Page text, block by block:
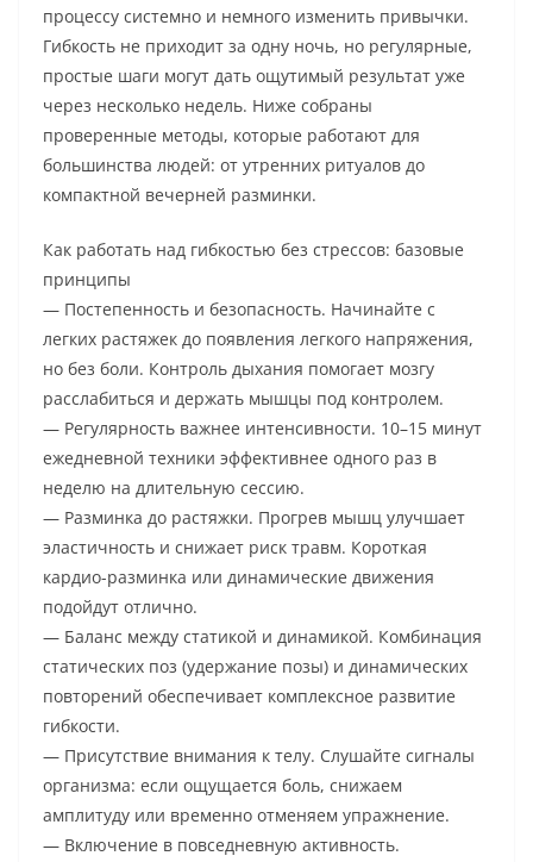
процессу системно и немного изменить привычки.
Гибкость не приходит за одну ночь, но регулярные,
простые шаги могут дать ощутимый результат уже
через несколько недель. Ниже собраны
проверенные методы, которые работают для
большинства людей: от утренних ритуалов до
компактной вечерней разминки.
Как работать над гибкостью без стрессов: базовые
принципы
— Постепенность и безопасность. Начинайте с
легких растяжек до появления легкого напряжения,
но без боли. Контроль дыхания помогает мозгу
расслабиться и держать мышцы под контролем.
— Регулярность важнее интенсивности. 10–15 минут
ежедневной техники эффективнее одного раз в
неделю на длительную сессию.
— Разминка до растяжки. Прогрев мышц улучшает
эластичность и снижает риск травм. Короткая
кардио-разминка или динамические движения
подойдут отлично.
— Баланс между статикой и динамикой. Комбинация
статических поз (удержание позы) и динамических
повторений обеспечивает комплексное развитие
гибкости.
— Присутствие внимания к телу. Слушайте сигналы
организма: если ощущается боль, снижаем
амплитуду или временно отменяем упражнение.
— Включение в повседневную активность.